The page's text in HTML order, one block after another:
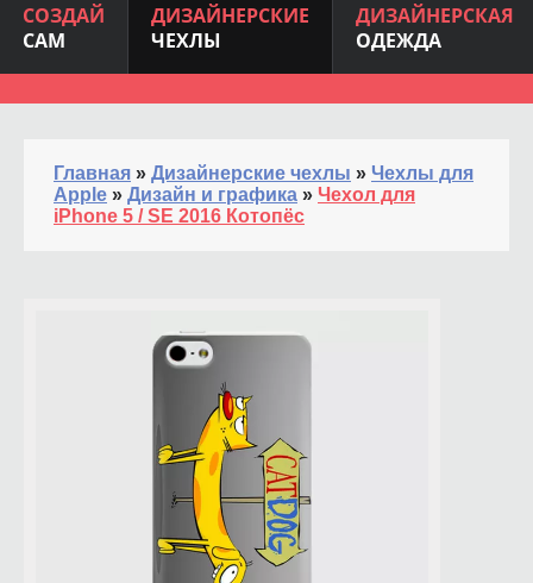
СОЗДАЙ
САМ
ДИЗАЙНЕРСКИЕ
ЧЕХЛЫ
ДИЗАЙНЕРСКАЯ
ОДЕЖДА
Главная » Дизайнерские чехлы » Чехлы для
Apple » Дизайн и графика » Чехол для
iPhone 5 / SE 2016 Котопёс